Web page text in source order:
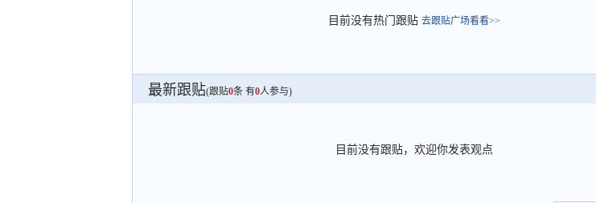
目前没有热门跟贴 去跟贴广场看看>>
最新跟贴(跟贴0条 有0人参与)
目前没有跟贴，欢迎你发表观点